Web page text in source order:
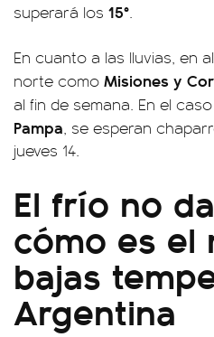
superará los 15°
En cuanto a las lluvias, en
norte como Misiones y
al fin de semana. En el
Pampa , se esperan
jueves 14.
El frío no
cómo es el
bajas
Argentina